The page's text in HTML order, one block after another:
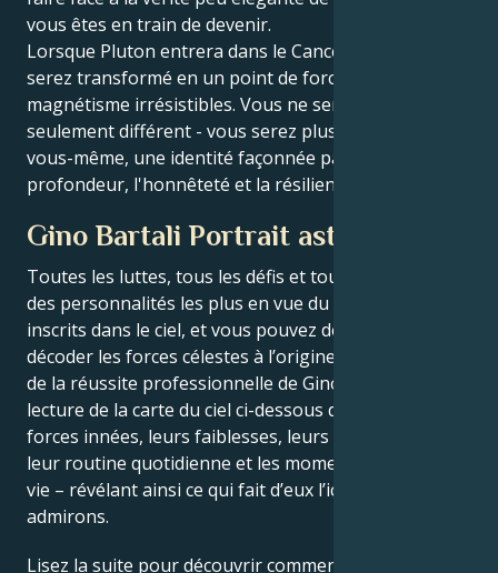
vous êtes en train de devenir.
Lorsque Pluton entrera dans le Cancer, vous vous
serez transformé en un point de force et de
magnétisme irrésistibles. Vous ne serez pas
seulement différent - vous serez plus que jamais
vous-même, une identité façonnée par la
profondeur, l'honnêteté et la résilience.
Gino Bartali Portrait astrologique
Toutes les luttes, tous les défis et tous les triomphes
des personnalités les plus en vue du monde sont
inscrits dans le ciel, et vous pouvez désormais
décoder les forces célestes à l’origine du charme et
de la réussite professionnelle de Gino Bartali. La
lecture de la carte du ciel ci-dessous décrit leurs
forces innées, leurs faiblesses, leurs vulnérabilités,
leur routine quotidienne et les moments clés de leur
vie – révélant ainsi ce qui fait d’eux l’icône que nous
admirons.
Lisez la suite pour découvrir comment les forces